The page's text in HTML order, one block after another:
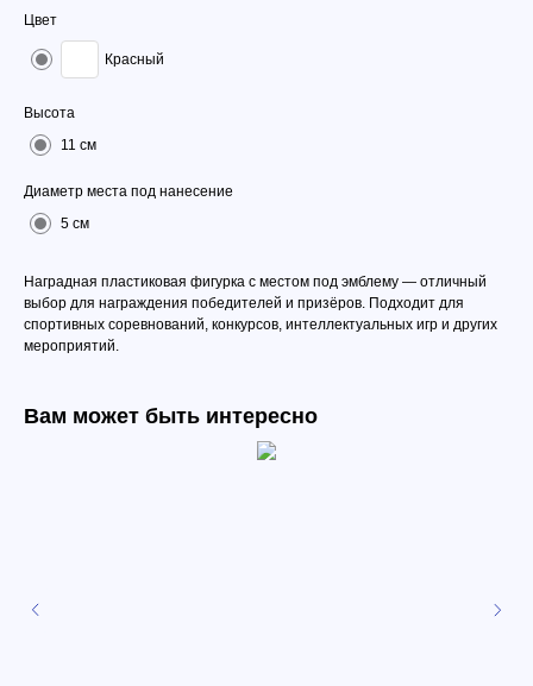
Цвет
Красный
Высота
11 см
Диаметр места под нанесение
5 см
Наградная пластиковая фигурка с местом под эмблему — отличный
выбор для награждения победителей и призёров. Подходит для
спортивных соревнований, конкурсов, интеллектуальных игр и других
мероприятий.
Вам может быть интересно